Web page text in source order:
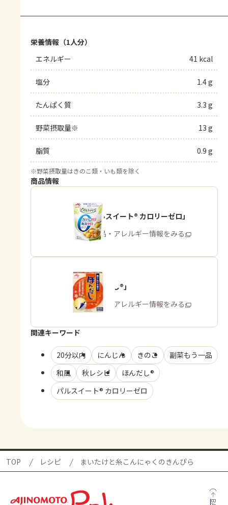
栄養情報（1人分）
エネルギー
41 kcal
塩分 1.4 g
たんぱく質 3.3 g
野菜摂取量※ 13 g
脂質 0.9 g
※野菜摂取量はきのこ類・いも類を除く
商品情報
「パルスイート® カロリーゼロ」
商品・アレルギー情報をみる
「ほんだし®」
商品・アレルギー情報をみる
関連キーワード
20分以内 にんじん きのこ
副菜もう一品
和風
秋レシピ
ほんだし®
パルスイート® カロリーゼロ
TOP レシピ まいたけと糸こんにゃくのきんぴら